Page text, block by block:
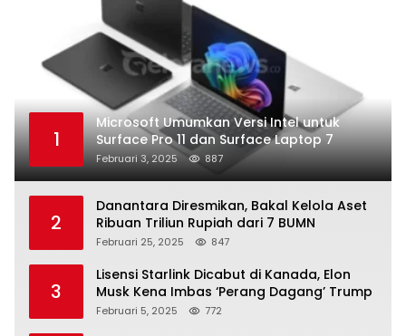
1
Microsoft Umumkan Versi Intel untuk
Surface Pro 11 dan Surface Laptop 7
Februari 3, 2025 887
2
Danantara Diresmikan, Bakal Kelola Aset
Ribuan Triliun Rupiah dari 7 BUMN
Februari 25, 2025 847
3
Lisensi Starlink Dicabut di Kanada, Elon
Musk Kena Imbas ‘Perang Dagang’ Trump
Februari 5, 2025 772